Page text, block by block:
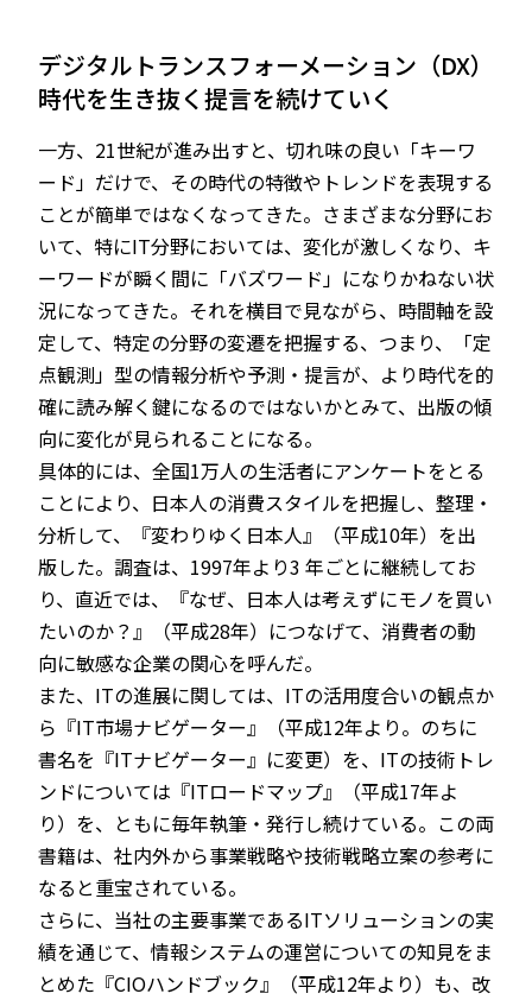
デジタルトランスフォーメーション（DX）
時代を生き抜く提言を続けていく
一方、21世紀が進み出すと、切れ味の良い「キーワ
ード」だけで、その時代の特徴やトレンドを表現する
ことが簡単ではなくなってきた。さまざまな分野にお
いて、特にIT分野においては、変化が激しくなり、キ
ーワードが瞬く間に「バズワード」になりかねない状
況になってきた。それを横目で見ながら、時間軸を設
定して、特定の分野の変遷を把握する、つまり、「定
点観測」型の情報分析や予測・提言が、より時代を的
確に読み解く鍵になるのではないかとみて、出版の傾
向に変化が見られることになる。
具体的には、全国1万人の生活者にアンケートをとる
ことにより、日本人の消費スタイルを把握し、整理・
分析して、『変わりゆく日本人』（平成10年）を出
版した。調査は、1997年より3 年ごとに継続してお
り、直近では、『なぜ、日本人は考えずにモノを買い
たいのか？』（平成28年）につなげて、消費者の動
向に敏感な企業の関心を呼んだ。
また、ITの進展に関しては、ITの活用度合いの観点か
ら『IT市場ナビゲーター』（平成12年より。のちに
書名を『ITナビゲーター』に変更）を、ITの技術トレ
ンドについては『ITロードマップ』（平成17年よ
り）を、ともに毎年執筆・発行し続けている。この両
書籍は、社内外から事業戦略や技術戦略立案の参考に
なると重宝されている。
さらに、当社の主要事業であるITソリューションの実
績を通じて、情報システムの運営についての知見をま
とめた『CIOハンドブック』（平成12年より）も、改